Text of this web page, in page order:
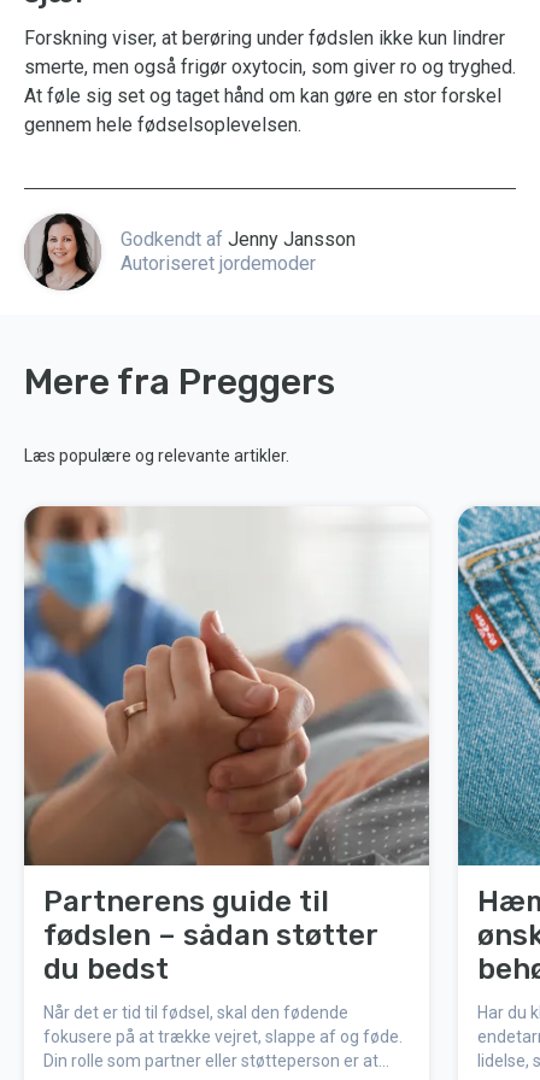
Forskning viser, at berøring under fødslen ikke kun lindrer
smerte, men også frigør oxytocin, som giver ro og tryghed.
At føle sig set og taget hånd om kan gøre en stor forskel
gennem hele fødselsoplevelsen.
Godkendt af Jenny Jansson
Autoriseret jordemoder
Mere fra Preggers
Læs populære og relevante artikler.
Partnerens guide til
fødslen – sådan støtter
du bedst
Når det er tid til fødsel, skal den fødende
fokusere på at trække vejret, slappe af og føde.
Din rolle som partner eller støtteperson er at
Har du
lidelse,